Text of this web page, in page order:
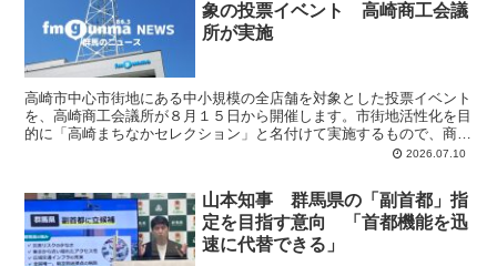
象の投票イベント 高崎商工会議
所が実施
高崎市中心市街地にある中小規模の全店舗を対象とした投票イベント
を、高崎商工会議所が８月１５日から開催します。市街地活性化を目
的に「高崎まちなかセレクション」と名付けて実施するもので、商工
会議所が中心市街地の店舗投票企画を行うのは今回が初めて...2026.07.10
山本知事 群馬県の「副首都」指
定を目指す意向 「首都機能を迅
速に代替できる」